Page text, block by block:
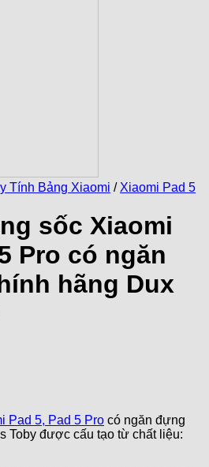
Tính Bảng Xiaomi / Xiaomi Pad 5
sốc Xiaomi
Pro có ngăn
hãng Dux
Pad 5, Pad 5 Pro có ngăn đựng
Toby được cấu tạo từ chất liệu: